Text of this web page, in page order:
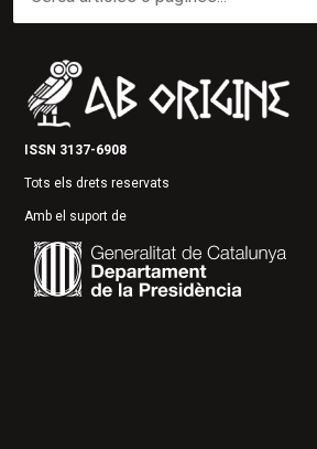
ISSN 3137-6908
Tots els drets reservats
Amb el suport de